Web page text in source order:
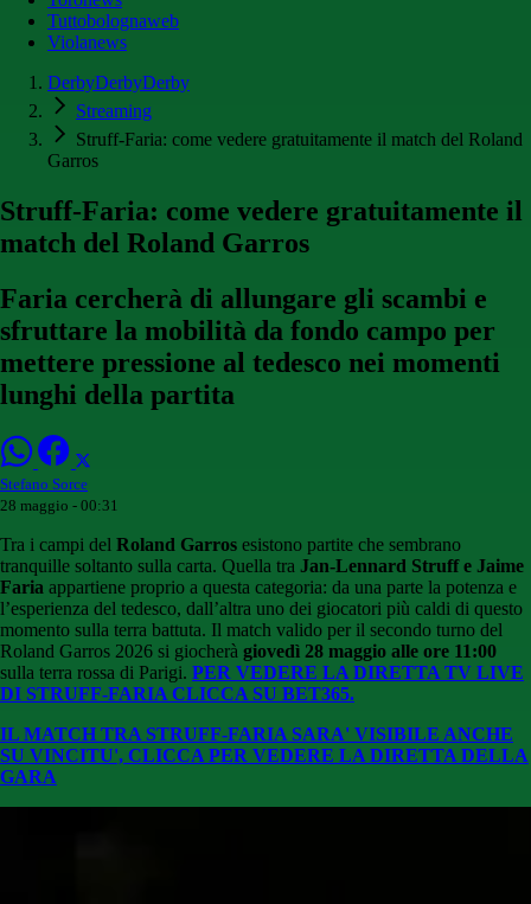
Tuttobolognaweb
Violanews
DerbyDerbyDerby
Streaming
Struff-Faria: come vedere gratuitamente il match del Roland
Garros
Struff-Faria: come vedere gratuitamente il
match del Roland Garros
Faria cercherà di allungare gli scambi e
sfruttare la mobilità da fondo campo per
mettere pressione al tedesco nei momenti
lunghi della partita
Stefano Sorce
28 maggio - 00:31
Tra i campi del Roland Garros esistono partite che sembrano
tranquille soltanto sulla carta. Quella tra Jan-Lennard Struffe Jaime
Faria appartiene proprio a questa categoria: da una parte la potenza e
l’esperienza del tedesco, dall’altra uno dei giocatori più caldi di questo
momento sulla terra battuta. Il match valido per il secondo turno del
Roland Garros 2026 si giocherà giovedì 28 maggio alle ore 11:00
sulla terra rossa di Parigi. PER VEDERE LA DIRETTA TV LIVE
DI STRUFF-FARIA CLICCA SU BET365.
IL MATCH TRA STRUFF-FARIA SARA' VISIBILE ANCHE
SU VINCITU', CLICCA PER VEDERE LA DIRETTA DELLA
GARA